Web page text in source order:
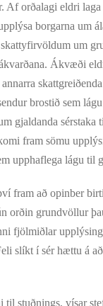
Af orðalagi eldri
borgarna um
um
Ákvæði
brostið sem
gjaldanda
fram sömu
upphaflega lágu til
að opinber
orðin grundvöllur
fjölmiðlar
slíkt í sér hættu á
vísar